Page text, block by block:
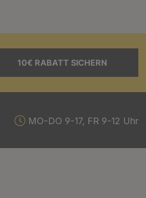
10€ RABATT SICHERN
MO-DO 9-17, FR 9-12 Uhr